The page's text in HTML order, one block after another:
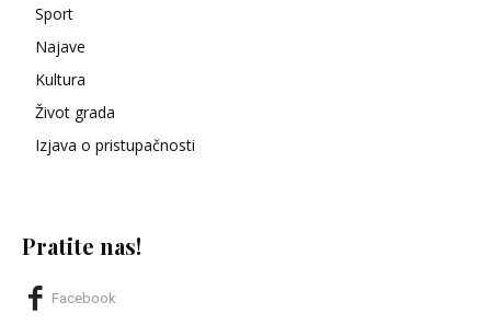
Sport
Najave
Kultura
Život grada
Izjava o pristupačnosti
Pratite nas!
Facebook